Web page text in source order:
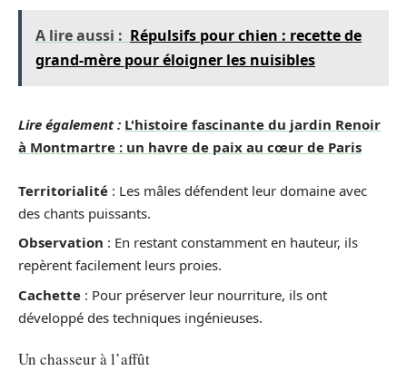
A lire aussi : Répulsifs pour chien : recette de
grand-mère pour éloigner les nuisibles
Lire également : L'histoire fascinante du jardin Renoir
à Montmartre : un havre de paix au cœur de Paris
Territorialité : Les mâles défendent leur domaine avec
des chants puissants.
Observation : En restant constamment en hauteur, ils
repèrent facilement leurs proies.
Cachette : Pour préserver leur nourriture, ils ont
développé des techniques ingénieuses.
Un chasseur à l’affût